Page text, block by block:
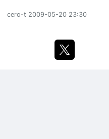
cero-t 2009-05-20 23:30